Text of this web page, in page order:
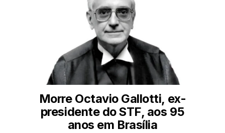
Morre Octavio Gallotti, ex-
presidente do STF, aos 95
anos em Brasília